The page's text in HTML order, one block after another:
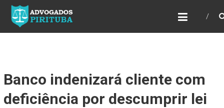
ADVOGADOS PIRITUBA
Precisando de advogado? Entre em contato!
Fazemos toda a assessoria que você
Banco indenizará cliente com
deficiência por descumprir lei